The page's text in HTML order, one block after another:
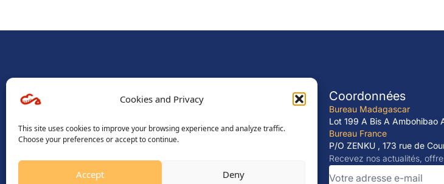
Cookies and Privacy
This site uses cookies to improve your browsing experience and analyze traffic.
Choose your preferences or accept to continue.
Accept Deny
NIF : 1003140024
STAT : 62011 11 2018 0 10997
D-U-N-S : 984591828
Accès rapide
Recrutement
Coordonnées
Bureau Madagascar
Lot 199 A Bis A Ambohibao
Bureau France
P/O ZENKU , 173 rue de
Recevez nos actualités,